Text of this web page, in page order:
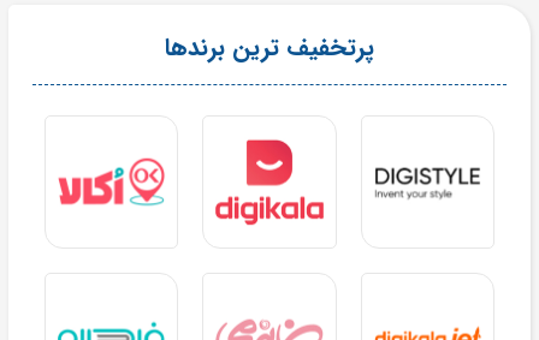
پرتخفیف ترین برندها